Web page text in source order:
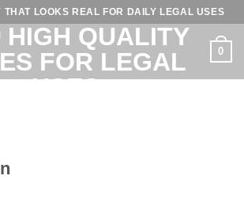
THAT LOOKS REAL FOR DAILY LEGAL USES
0